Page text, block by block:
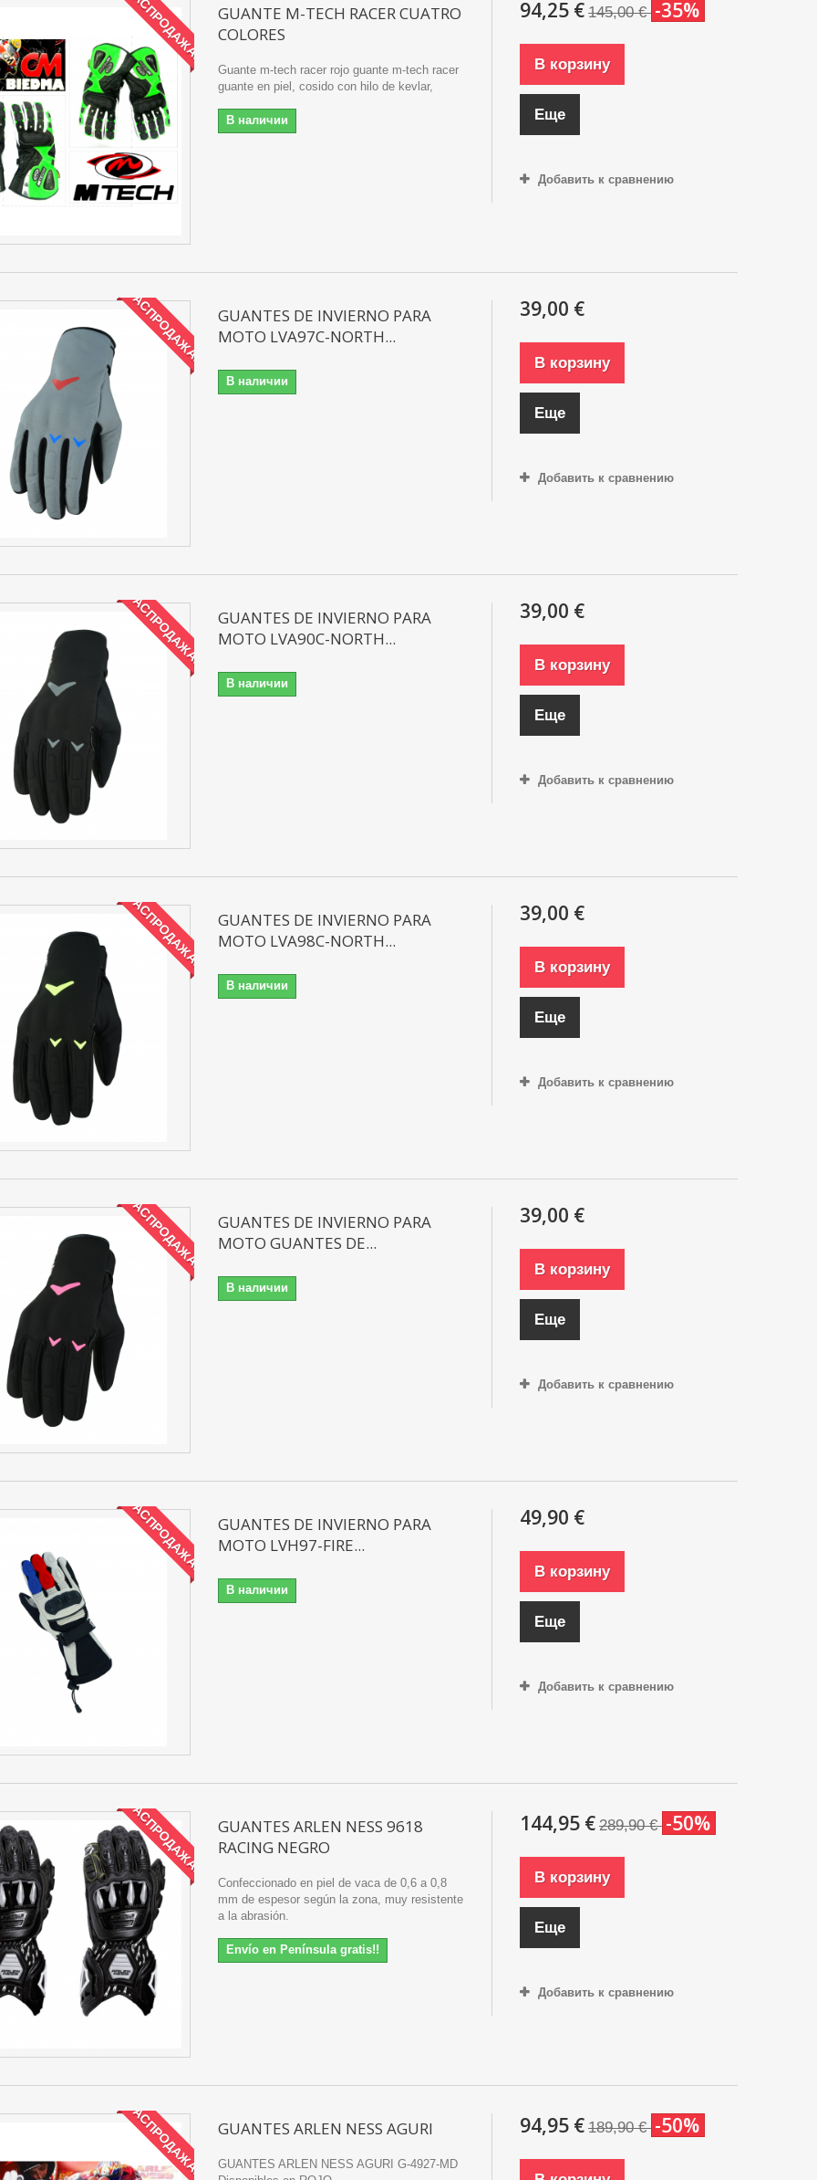
РАСПРОДАЖА!
GUANTE M-TECH RACER CUATRO
COLORES
Guante m-tech racer rojo guante m-tech racer
guante en piel, cosido con hilo de kevlar,
В наличии
94,25 € 145,00 € -35%
В корзину
Еще
Добавить к сравнению
РАСПРОДАЖА!
GUANTES DE INVIERNO PARA
MOTO LVA97C-NORTH...
В наличии
39,00 €
В корзину
Еще
Добавить к сравнению
РАСПРОДАЖА!
GUANTES DE INVIERNO PARA
MOTO LVA90C-NORTH...
В наличии
39,00 €
В корзину
Еще
Добавить к сравнению
РАСПРОДАЖА!
GUANTES DE INVIERNO PARA
MOTO LVA98C-NORTH...
В наличии
39,00 €
В корзину
Еще
Добавить к сравнению
РАСПРОДАЖА!
GUANTES DE INVIERNO PARA
MOTO GUANTES DE...
В наличии
39,00 €
В корзину
Еще
Добавить к сравнению
РАСПРОДАЖА!
GUANTES DE INVIERNO PARA
MOTO LVH97-FIRE...
В наличии
49,90 €
В корзину
Еще
Добавить к сравнению
РАСПРОДАЖА!
GUANTES ARLEN NESS 9618
RACING NEGRO
Confeccionado en piel de vaca de 0,6 a 0,8
mm de espesor según la zona, muy resistente
a la abrasión.
Envío en Península gratis!!
144,95 € 289,90 € -50%
В корзину
Еще
Добавить к сравнению
РАСПРОДАЖА! GUANTES ARLEN NESS AGURI
GUANTES ARLEN NESS AGURI G-4927-MD
94,95 € 189,90 € -50%